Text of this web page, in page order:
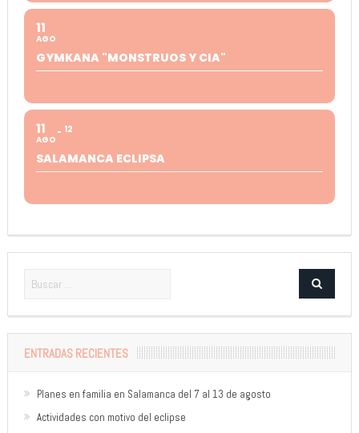
11
AGO
GYMKANA "MONSTRUOS Y CIA"
11
AGO
12
SALAMANCA ECLIPSA
ENTRADAS RECIENTES
Planes en familia en Salamanca del 7 al 13 de agosto
Actividades con motivo del eclipse